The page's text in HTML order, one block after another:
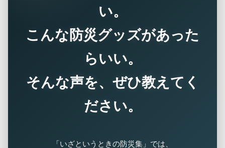
い。
こんな防災グッズがあった
らいい。
そんな声を、ぜひ教えてく
ださい。
「いざというときの防災集」では、